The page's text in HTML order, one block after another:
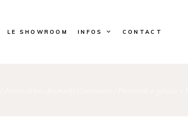
LE SHOWROOM INFOS CONTACT